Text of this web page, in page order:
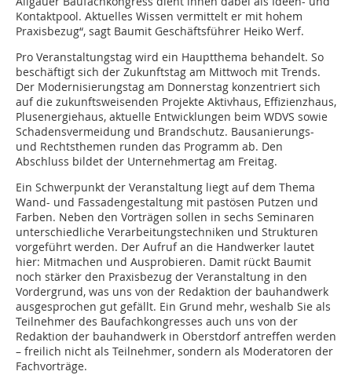
Kontaktpool. Aktuelles Wissen vermittelt er mit hohem
Praxisbezug“, sagt Baumit Geschäftsführer Heiko Werf.
Pro Veranstaltungstag wird ein Hauptthema behandelt. So
beschäftigt sich der Zukunftstag am Mittwoch mit Trends.
Der Modernisierungstag am Donnerstag konzentriert sich
auf die zukunftsweisenden Projekte Aktivhaus, Effizienzhaus,
Plusenergiehaus, aktuelle Entwicklungen beim WDVS sowie
Schadensvermeidung und Brandschutz. Bausanierungs-
und Rechtsthemen runden das Programm ab. Den
Abschluss bildet der Unternehmertag am Freitag.
Ein Schwerpunkt der Veranstaltung liegt auf dem Thema
Wand- und Fassadengestaltung mit pastösen Putzen und
Farben. Neben den Vorträgen sollen in sechs Seminaren
unterschiedliche Verarbeitungstechniken und Strukturen
vorgeführt werden. Der Aufruf an die Handwerker lautet
hier: Mitmachen und Ausprobieren. Damit rückt Baumit
noch stärker den Praxisbezug der Veranstaltung in den
Vordergrund, was uns von der Redaktion der bauhandwerk
ausgesprochen gut gefällt. Ein Grund mehr, weshalb Sie als
Teilnehmer des Baufachkongresses auch uns von der
Redaktion der bauhandwerk in Oberstdorf antreffen werden
– freilich nicht als Teilnehmer, sondern als Moderatoren der
Fachvorträge.